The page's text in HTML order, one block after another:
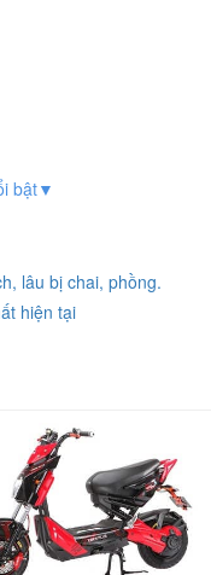
bật▼
lâu bị chai, phồng.
hiện tại